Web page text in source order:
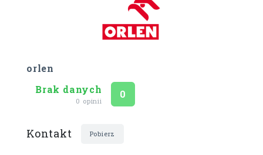
orlen
Brak danych
0 opinii
Ocena
0
Kontakt Pobierz